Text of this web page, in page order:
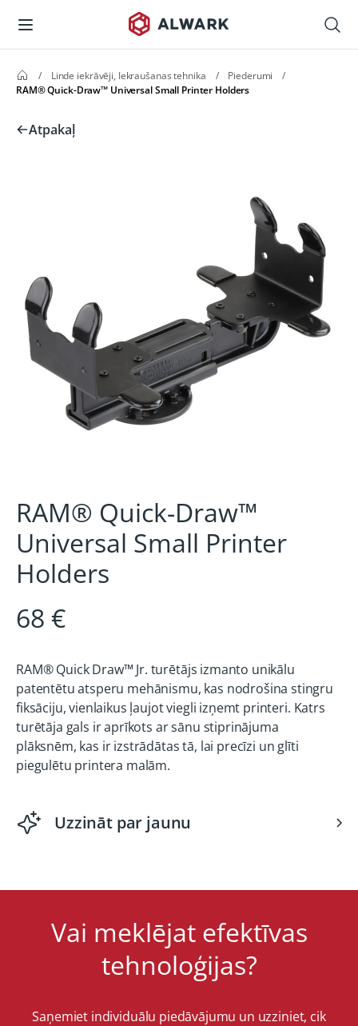
/ Linde iekrāvēji, Iekraušanas tehnika / Piederumi
/
RAM® Quick-Draw™ Universal Small Printer Holders
Atpakaļ
RAM® Quick-Draw™
Universal Small Printer
Holders
RAM® Quick Draw™ Jr. turētājs izmanto unikālu
patentētu atsperu mehānismu, kas nodrošina stingru
fiksāciju, vienlaikus ļaujot viegli izņemt printeri. Katrs
turētāja gals ir aprīkots ar sānu stiprinājuma
plāksnēm, kas ir izstrādātas tā, lai precīzi un glīti
piegulētu printera malām.
68 €
Uzzināt par jaunu
Vai meklējat efektīvas
tehnoloģijas?
Saņemiet individuālu piedāvājumu un uzziniet, cik